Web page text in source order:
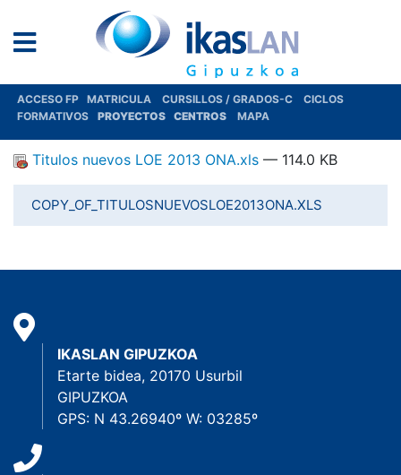
ACCESO FP MATRICULA CURSILLOS / GRADOS-C
CICLOS
FORMATIVOS
PROYECTOS CENTROS MAPA
Titulos nuevos LOE 2013 ONA.xls — 114.0 KB
COPY_OF_TITULOSNUEVOSLOE2013ONA.XLS
IKASLAN GIPUZKOA
Etarte bidea, 20170 Usurbil
GIPUZKOA
GPS: N 43.26940º W: 03285º